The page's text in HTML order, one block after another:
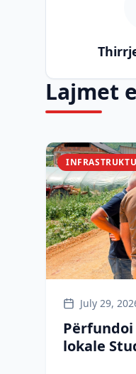
Lajmet
July 29,
lokale